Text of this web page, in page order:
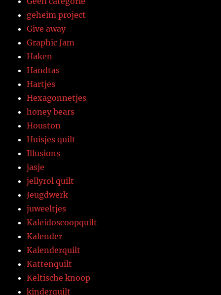
geheim project
Give away
Graphic Jam
Haken
Handtas
Hartjes
Hexagonnetjes
honey bears
Houston
Huisjes quilt
Illusions
jasje
jellyrol quilt
Jeugdwerk
juweeltjes
Kaleidoscoopquilt
Kalender
Kalenderquilt
Kattenquilt
Keltische knoop
kinderquilt